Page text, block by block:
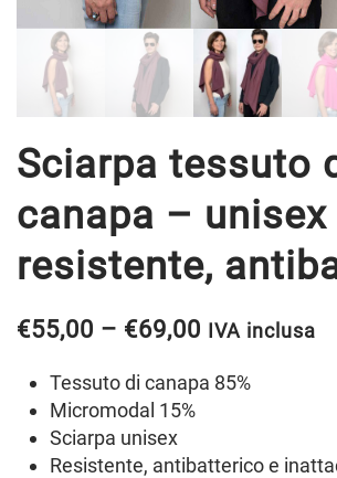
Sciarpa tessuto
canapa – unisex
resistente,
€55,00 – €69,00 Fascia
prezzo:
€55,00
IVA inclusa
Tessuto di canapa 85%
Micromodal 15%
Sciarpa unisex
Resistente, antibatterico e